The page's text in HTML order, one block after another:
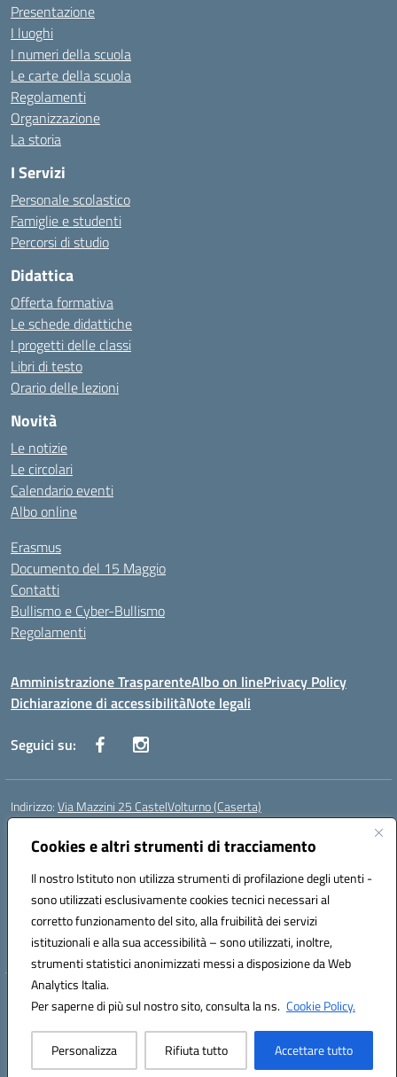
Cookies e altri strumenti di tracciamento
Il nostro Istituto non utilizza strumenti di profilazione degli utenti -
sono utilizzati esclusivamente cookies tecnici necessari al
corretto funzionamento del sito, alla fruibilità dei servizi
istituzionali e alla sua accessibilità – sono utilizzati, inoltre,
strumenti statistici anonimizzati messi a disposizione da Web
Analytics Italia.
Per saperne di più sul nostro sito, consulta la ns. Cookie Policy.
Personalizza Rifiuta tutto Accettare tutto
Presentazione
I luoghi
I numeri della scuola
Le carte della scuola
Regolamenti
Organizzazione
La storia
I Servizi
Personale scolastico
Famiglie e studenti
Percorsi di studio
Didattica
Offerta formativa
Le schede didattiche
I progetti delle classi
Libri di testo
Orario delle lezioni
Novità
Le notizie
Le circolari
Calendario eventi
Albo online
Erasmus
Documento del 15 Maggio
Contatti
Bullismo e Cyber-Bullismo
Regolamenti
Amministrazione TrasparenteAlbo on linePrivacy Policy
Dichiarazione di accessibilitàNote legali
Seguici su:
Indirizzo:Via Mazzini 25 CastelVolturno (Caserta)
Centralino:
Posta elettronica certificata (PEC):ceis014005@pec.istruzione.it
Codice fiscale: 93063510619
Codice meccanografico:CEIS014005
Codice Indice delle Pubbliche Amministrazioni (IPA): istsc_ceis014005
Codice unico di fatturazione (CUF): UOU8EW
Hosting & Powered by 3D Solution S.r.l.
Concept & Design by Designers Italia